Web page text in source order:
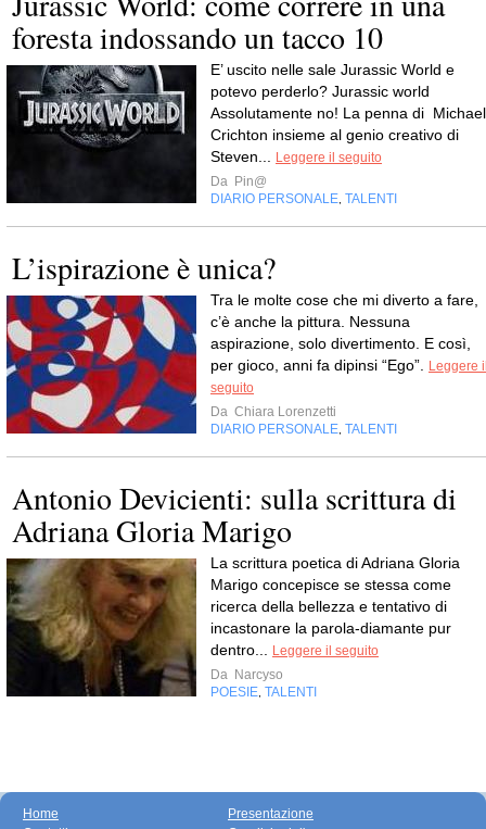
foresta indossando un tacco 10
E’ uscito nelle sale Jurassic World e
potevo perderlo? Jurassic world
Assolutamente no! La penna di Michael
Crichton insieme al genio creativo di
Steven...
Leggere il seguito
Da Pin@
DIARIO PERSONALE TALENTI
L’ispirazione è unica?
Tra le molte cose che mi diverto a fare,
c’è anche la pittura. Nessuna
aspirazione, solo divertimento. E così,
per gioco, anni fa dipinsi “Ego”.
Leggere
seguito
Da Chiara Lorenzetti
DIARIO PERSONALE TALENTI
Antonio Devicienti: sulla scrittura di
Adriana Gloria Marigo
La scrittura poetica di Adriana Gloria
Marigo concepisce se stessa come
ricerca della bellezza e tentativo di
incastonare la parola-diamante pur
dentro...
Leggere il seguito
Da Narcyso
POESIE TALENTI
Home
Presentazione